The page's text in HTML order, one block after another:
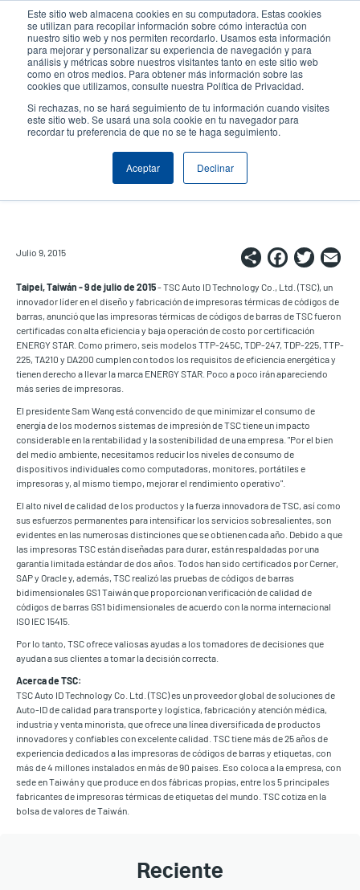
Este sitio web almacena cookies en su computadora. Estas cookies
se utilizan para recopilar información sobre cómo interactúa con
nuestro sitio web y nos permiten recordarlo. Usamos esta información
para mejorar y personalizar su experiencia de navegación y para
análisis y métricas sobre nuestros visitantes tanto en este sitio web
como en otros medios. Para obtener más información sobre las
cookies que utilizamos, consulte nuestra Política de Privacidad.
Si rechazas, no se hará seguimiento de tu información cuando visites
este sitio web. Se usará una sola cookie en tu navegador para
recordar tu preferencia de que no se te haga seguimiento.
Aceptar Declinar
contenido
principal
User
account
menu
User
Header
Selector de productos
Certificación ENERGY STAR®
para impresoras TSC
Julio 9, 2015 Share
Taipei, Taiwán - 9 de julio de 2015- TSC Auto ID Technology Co., Ltd. (TSC), un
innovador líder en el diseño y fabricación de impresoras térmicas de códigos de
barras, anunció que las impresoras térmicas de códigos de barras de TSC fueron
certificadas con alta eficiencia y baja operación de costo por certificación
ENERGY STAR. Como primero, seis modelos TTP-245C, TDP-247, TDP-225, TTP-
225, TA210 y DA200 cumplen con todos los requisitos de eficiencia energética y
tienen derecho a llevar la marca ENERGY STAR. Poco a poco irán apareciendo
más series de impresoras.
El presidente Sam Wang está convencido de que minimizar el consumo de
energía de los modernos sistemas de impresión de TSC tiene un impacto
considerable en la rentabilidad y la sostenibilidad de una empresa. "Por el bien
del medio ambiente, necesitamos reducir los niveles de consumo de
dispositivos individuales como computadoras, monitores, portátiles e
impresoras y, al mismo tiempo, mejorar el rendimiento operativo".
El alto nivel de calidad de los productos y la fuerza innovadora de TSC, así como
sus esfuerzos permanentes para intensificar los servicios sobresalientes, son
evidentes en las numerosas distinciones que se obtienen cada año. Debido a que
las impresoras TSC están diseñadas para durar, están respaldadas por una
garantía limitada estándar de dos años. Todos han sido certificados por Cerner,
SAP y Oracle y, además, TSC realizó las pruebas de códigos de barras
bidimensionales GS1 Taiwán que proporcionan verificación de calidad de
códigos de barras GS1 bidimensionales de acuerdo con la norma internacional
ISO IEC 15415.
Por lo tanto, TSC ofrece valiosas ayudas a los tomadores de decisiones que
ayudan a sus clientes a tomar la decisión correcta.
Acerca de TSC:
TSC Auto ID Technology Co. Ltd. (TSC) es un proveedor global de soluciones de
Auto-ID de calidad para transporte y logística, fabricación y atención médica,
industria y venta minorista, que ofrece una línea diversificada de productos
innovadores y confiables con excelente calidad. TSC tiene más de 25 años de
experiencia dedicados a las impresoras de códigos de barras y etiquetas, con
más de 4 millones instalados en más de 90 países. Eso coloca a la empresa, con
sede en Taiwán y que produce en dos fábricas propias, entre los 5 principales
fabricantes de impresoras térmicas de etiquetas del mundo. TSC cotiza en la
bolsa de valores de Taiwán.
Reciente